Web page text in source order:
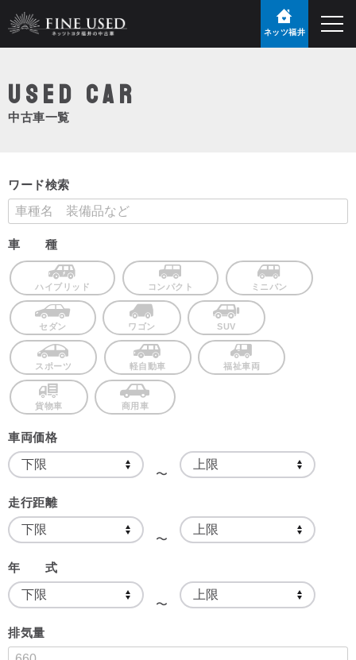
ネッツ福井
USED Car
中古車一覧
ワード検索
車 種
ハイブリッド コンパクト ミニバン
セダン ワゴン SUV
スポーツ 軽自動車 福祉車両
貨物車 商用車
車両価格
〜
走行距離
〜
年 式
〜
排気量